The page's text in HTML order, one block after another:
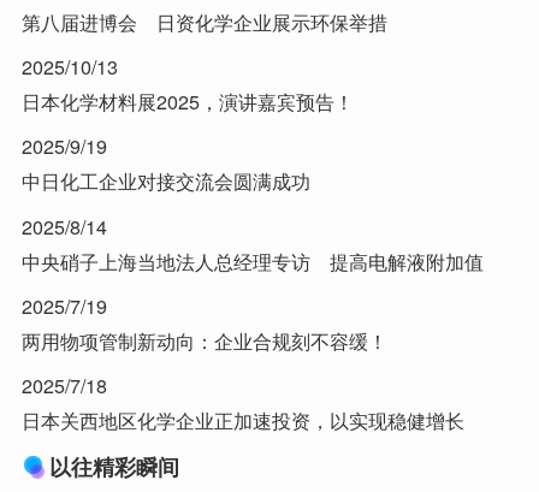
第八届进博会 日资化学企业展示环保举措
2025/10/13
日本化学材料展2025，演讲嘉宾预告！
2025/9/19
中日化工企业对接交流会圆满成功
2025/8/14
中央硝子上海当地法人总经理专访 提高电解液附加值
2025/7/19
两用物项管制新动向：企业合规刻不容缓！
2025/7/18
日本关西地区化学企业正加速投资，以实现稳健增长
以往精彩瞬间